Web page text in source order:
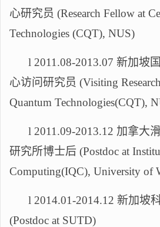
心研究员 (Research Fellow at
Technologies (CQT), NUS)
l 2011.08-2013.07 新加坡
心访问研究员 (Visiting
Quantum Technologies(CQT),
l 2011.09-2013.12 加拿大
研究所博士后 (Postdoc at
Computing(IQC), University of
l 2014.01-2014.12 新加坡
(Postdoc at SUTD)